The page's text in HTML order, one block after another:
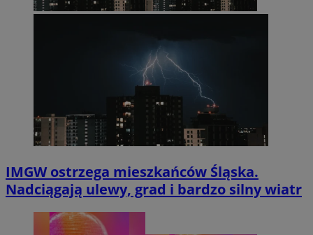
IMGW ostrzega mieszkańców Śląska.
Nadciągają ulewy, grad i bardzo silny wiatr